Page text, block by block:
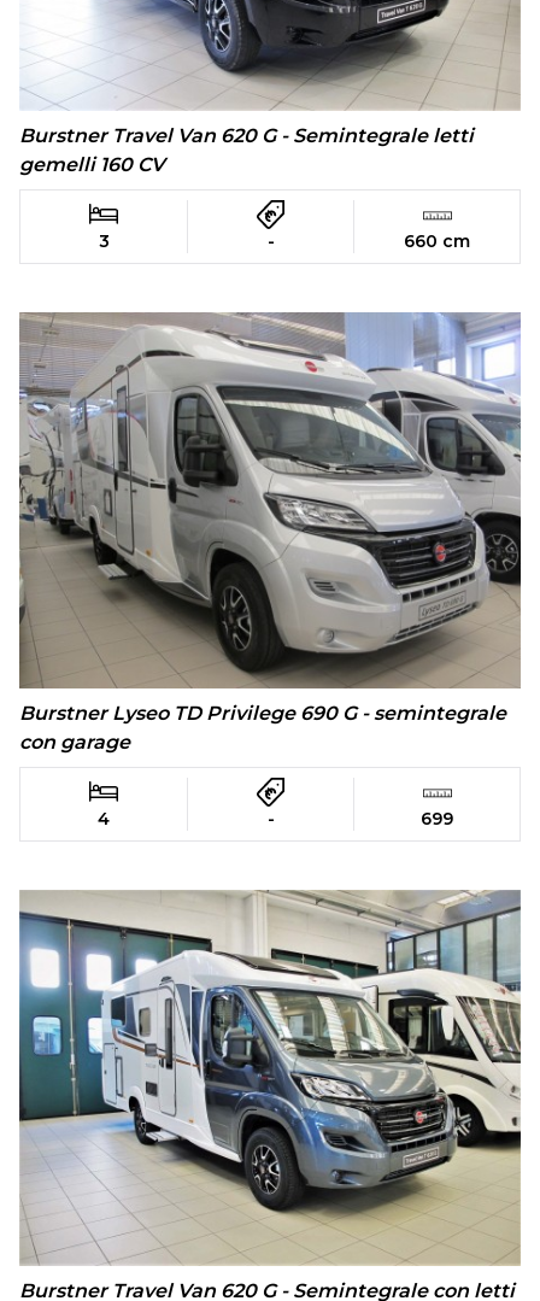
Burstner Travel Van 620 G - Semintegrale letti
gemelli 160 CV
3 - 660 cm
Burstner Lyseo TD Privilege 690 G - semintegrale
con garage
4 - 699
Burstner Travel Van 620 G - Semintegrale con letti